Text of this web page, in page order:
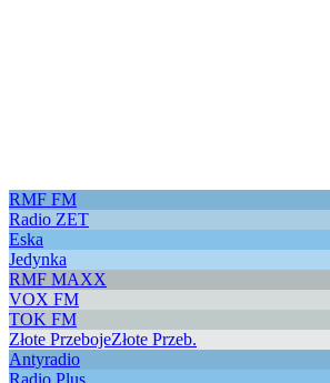
RMF FM
Radio ZET
Eska
Jedynka
RMF MAXX
VOX FM
TOK FM
Złote PrzebojeZłote Przeb.
Antyradio
Radio Plus